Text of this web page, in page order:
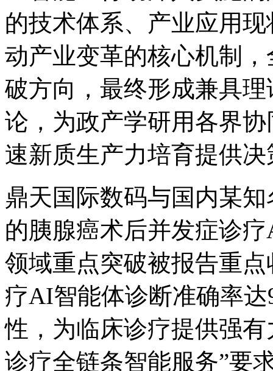
的技术体系、产业应用
动产业变革的核心机制
破方向，最终形成兼
论，为政产学研用各界
速新质生产力培育提供
鼎天国际数码与国内某
的胰腺癌术后并发症诊疗
领域重点突破被报告重点
疗AI智能体诊断准确率达
性，为临床诊疗提供强有
诊疗全链条智能服务”要